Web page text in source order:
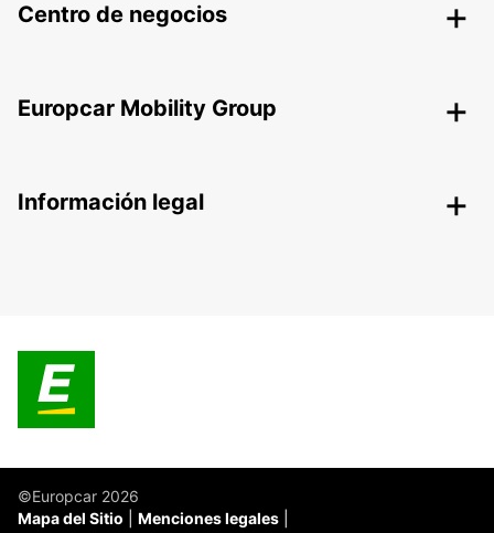
Centro de negocios
Europcar Mobility Group
Información legal
©Europcar 2026
Mapa del Sitio
Menciones legales